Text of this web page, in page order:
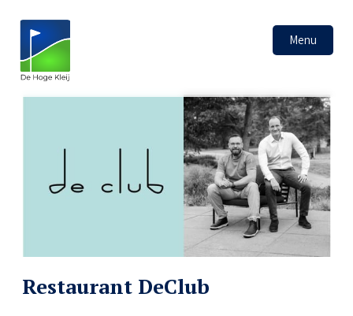
Menu
Restaurant DeClub